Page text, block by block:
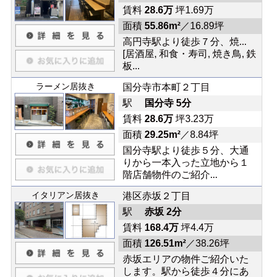
賃料 28.6万坪1.69万
面積 55.86m²／16.89坪
高円寺駅より徒歩７分、焼...
[居酒屋, 和食・寿司, 焼き鳥, 鉄
板...
ラーメン居抜き
国分寺市本町２丁目
駅
国分寺 5分
賃料 28.6万坪3.23万
面積 29.25m²／8.84坪
国分寺駅より徒歩５分、大通
りから一本入った立地から１
階店舗物件のご紹介...
イタリアン居抜き
港区赤坂２丁目
駅 赤坂 2分
賃料 168.4万坪4.4万
面積 126.51m²／38.26坪
赤坂エリアの物件ご紹介いた
します。駅から徒歩４分にあ